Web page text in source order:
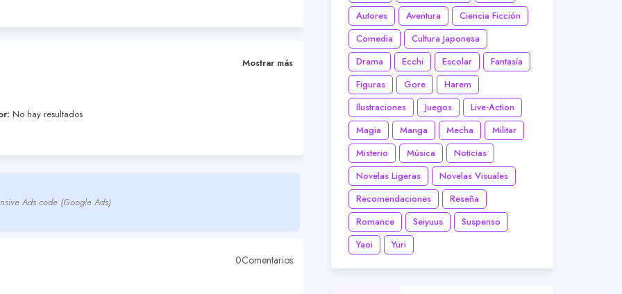
Mostrar más
No hay resultados
Ads code (Google Ads)
0Comentarios
Autores
Aventura
Ciencia Ficción
Comedia
Cultura Japonesa
Drama
Ecchi Escolar
Fantasía
Figuras
Gore
Harem
Ilustraciones
Juegos
Live-Action
Magia
Manga Mecha
Militar
Misterio
Música
Noticias
Novelas Ligeras
Novelas Visuales
Recomendaciones
Reseña
Romance
Seiyuus
Suspenso
Yaoi
Yuri